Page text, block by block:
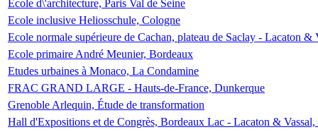
Ecole d\'architecture, Paris Val de Seine
Ecole inclusive Heliosschule, Cologne
Ecole normale supérieure de Cachan, plateau de Saclay - Lacaton &
Ecole primaire André Meunier, Bordeaux
Etudes urbaines à Monaco, La Condamine
FRAC GRAND LARGE - Hauts-de-France, Dunkerque
Grenoble Arlequin, Étude de transformation
Hall d'Expositions et de Congrès, Bordeaux Lac - Lacaton &